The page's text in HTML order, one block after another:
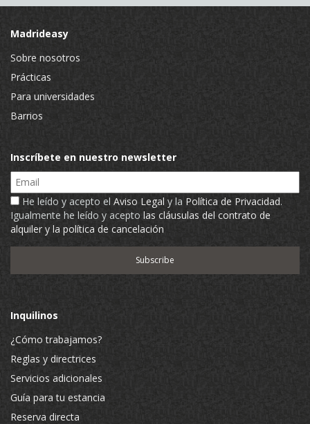
Madrideasy
Sobre nosotros
Prácticas
Para universidades
Barrios
Inscríbete en nuestro newsletter
Email
He leído y acepto el Aviso Legal y la Política de Privacidad.
Igualmente he leído y acepto las cláusulas del contrato de
alquiler y la política de cancelación
Inquilinos
¿Cómo trabajamos?
Reglas y directrices
Servicios adicionales
Guía para tu estancia
Reserva directa